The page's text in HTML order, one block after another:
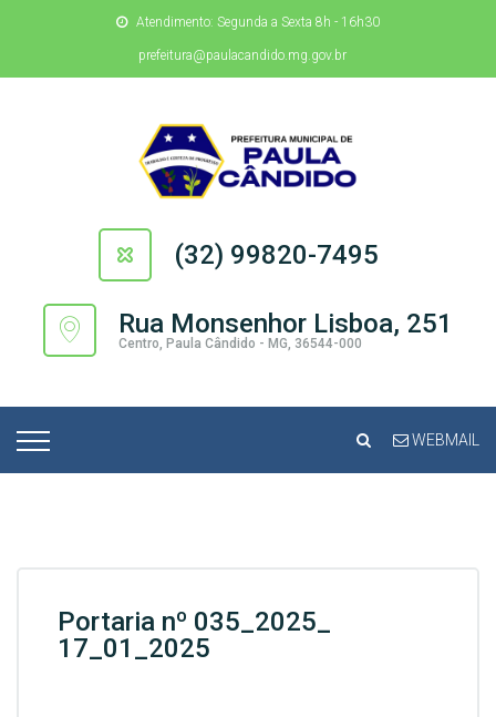
Atendimento: Segunda a Sexta 8h - 16h30
prefeitura@paulacandido.mg.gov.br
(32) 99820-7495
Rua Monsenhor Lisboa, 251
Centro, Paula Cândido - MG, 36544-000
WEBMAIL
Portaria nº 035_2025_
17_01_2025